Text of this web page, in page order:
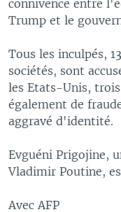
connivence entre
Trump et le
Tous les inculpés,
sociétés, sont
les Etats-Unis,
également de
aggravé d'identité.
Evguéni Prigojine,
Vladimir Poutine,
Avec AFP